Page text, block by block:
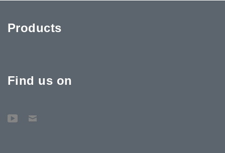
Products
Find us on